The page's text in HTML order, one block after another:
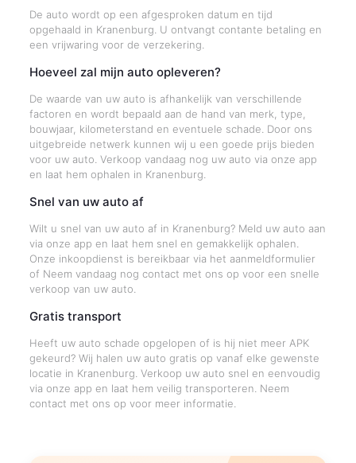
De auto wordt op een afgesproken datum en tijd
opgehaald in Kranenburg. U ontvangt contante betaling en
een vrijwaring voor de verzekering.
Hoeveel zal mijn auto opleveren?
De waarde van uw auto is afhankelijk van verschillende
factoren en wordt bepaald aan de hand van merk, type,
bouwjaar, kilometerstand en eventuele schade. Door ons
uitgebreide netwerk kunnen wij u een goede prijs bieden
voor uw auto. Verkoop vandaag nog uw auto via onze app
en laat hem ophalen in Kranenburg.
Snel van uw auto af
Wilt u snel van uw auto af in Kranenburg? Meld uw auto aan
via onze app en laat hem snel en gemakkelijk ophalen.
Onze inkoopdienst is bereikbaar via het aanmeldformulier
of Neem vandaag nog contact met ons op voor een snelle
verkoop van uw auto.
Gratis transport
Heeft uw auto schade opgelopen of is hij niet meer APK
gekeurd? Wij halen uw auto gratis op vanaf elke gewenste
locatie in Kranenburg. Verkoop uw auto snel en eenvoudig
via onze app en laat hem veilig transporteren. Neem
contact met ons op voor meer informatie.